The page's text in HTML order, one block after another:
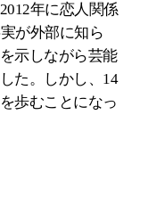
年に恋人関係
が外部に知ら
示しながら芸能
た。しかし、14
歩むことになっ